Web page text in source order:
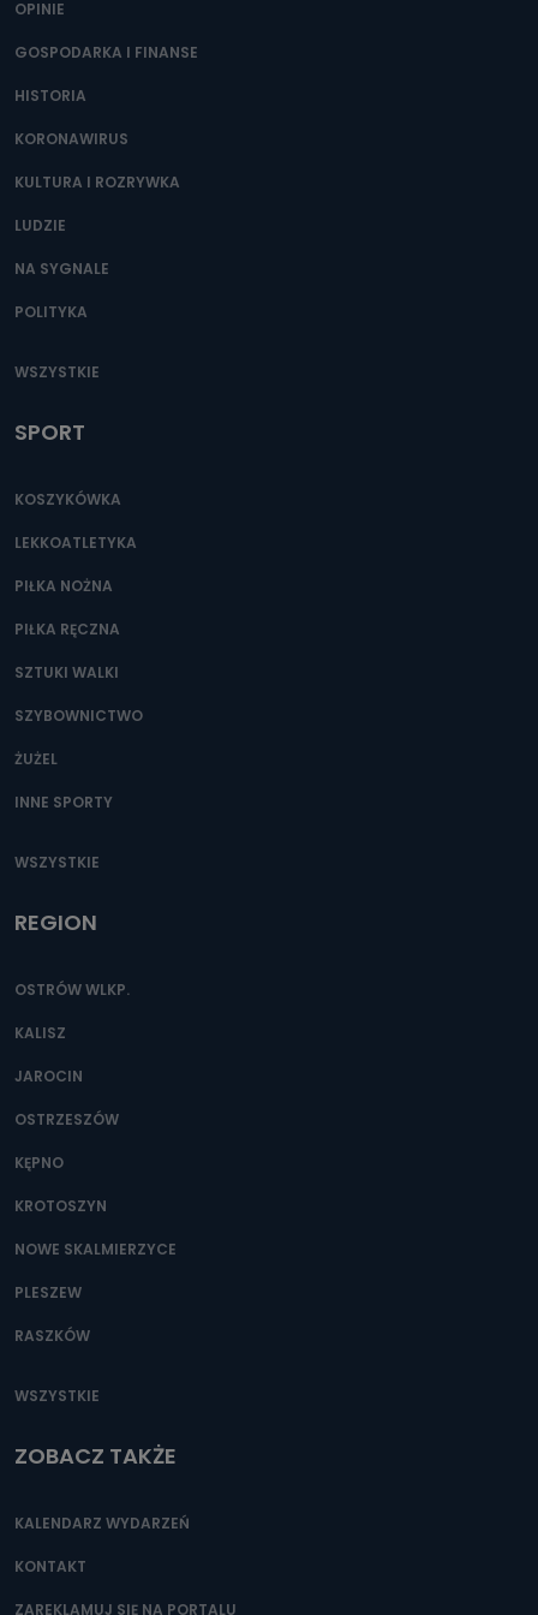
Przetwarzane kategorie Państwa danych osobowych to
zostały przekazane w Państwa imieniu) lub dane osobowe,
które zostały zebrane ze źródeł publicznie dostępnych, w
kontaktowy, adres korespondencyjny. Odbiorcą Pastwa
oraz partnerzy wspomagający administratora w jego
biznesowej działalności.
danych osobowych?
Można to zrobić pod numerem telefonu 62 735-51-05 lub
e-mailowo pod adresem: poczta@tvproart.pl
OPINIE
GOSPODARKA I FINANSE
HISTORIA
KORONAWIRUS
KULTURA I ROZRYWKA
LUDZIE
NA SYGNALE
POLITYKA
WSZYSTKIE
SPORT
KOSZYKÓWKA
LEKKOATLETYKA
PIŁKA NOŻNA
PIŁKA RĘCZNA
SZTUKI WALKI
SZYBOWNICTWO
ŻUŻEL
INNE SPORTY
WSZYSTKIE
REGION
OSTRÓW WLKP.
KALISZ
JAROCIN
OSTRZESZÓW
KĘPNO
KROTOSZYN
NOWE SKALMIERZYCE
PLESZEW
RASZKÓW
WSZYSTKIE
ZOBACZ TAKŻE
KALENDARZ WYDARZEŃ
KONTAKT
ZAREKLAMUJ SIĘ NA PORTALU